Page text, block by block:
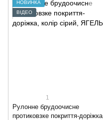
НОВИНКА
ВІДЕО
1
Рулонне брудоочисне
протиковзке покриття-доріжка,